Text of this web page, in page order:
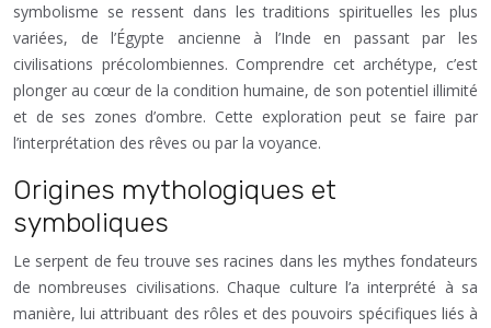
symbolisme se ressent dans les traditions spirituelles les plus
variées, de l’Égypte ancienne à l’Inde en passant par les
civilisations précolombiennes. Comprendre cet archétype, c’est
plonger au cœur de la condition humaine, de son potentiel illimité
et de ses zones d’ombre. Cette exploration peut se faire par
l’interprétation des rêves ou par la voyance.
Origines mythologiques et
symboliques
Le serpent de feu trouve ses racines dans les mythes fondateurs
de nombreuses civilisations. Chaque culture l’a interprété à sa
manière, lui attribuant des rôles et des pouvoirs spécifiques liés à